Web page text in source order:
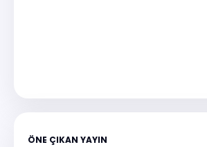
ÖNE ÇIKAN YAYIN